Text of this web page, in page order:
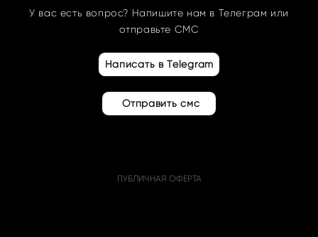
У вас есть вопрос? Напишите нам в Телеграм или
отправьте СМС
Написать в Telegram
Отправить смс
ПУБЛИЧНАЯ ОФЕРТА